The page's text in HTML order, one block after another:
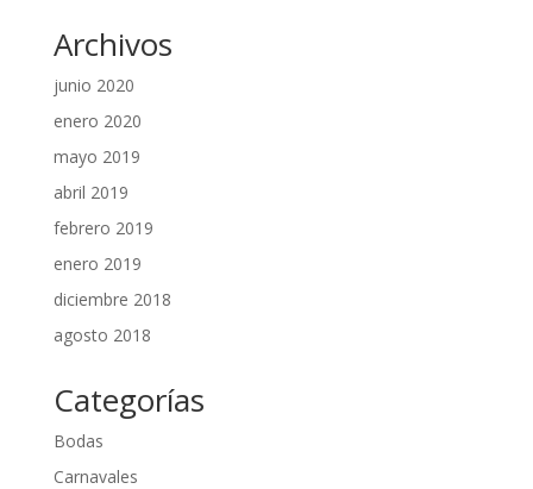
Archivos
junio 2020
enero 2020
mayo 2019
abril 2019
febrero 2019
enero 2019
diciembre 2018
agosto 2018
Categorías
Bodas
Carnavales